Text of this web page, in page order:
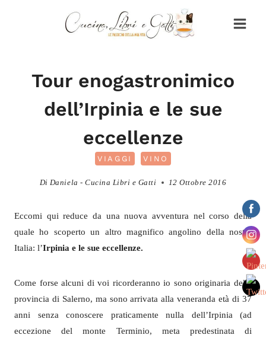
Tour enogastronimico
dell’Irpinia e le sue
eccellenze
VIAGGI VINO
Di Daniela - Cucina Libri e Gatti 12 Ottobre 2016
Eccomi qui reduce da una nuova avventura nel corso della
quale ho scoperto un altro magnifico angolino della nostra
Italia: l’Irpinia e le sue eccellenze.
Come forse alcuni di voi ricorderanno io sono originaria della
provincia di Salerno, ma sono arrivata alla veneranda età di 37
anni senza conoscere praticamente nulla dell’Irpinia (ad
eccezione del monte Terminio, meta predestinata di